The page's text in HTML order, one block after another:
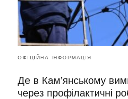
ОФІЦІЙНА ІНФОРМАЦІЯ
Де в Кам’янському
через профілактичні